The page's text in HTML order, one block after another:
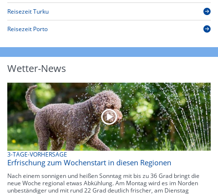
Reisezeit Turku
Reisezeit Porto
Wetter-News
3-TAGE-VORHERSAGE
Erfrischung zum Wochenstart in diesen Regionen
Nach einem sonnigen und heißen Sonntag mit bis zu 36 Grad bringt die
neue Woche regional etwas Abkühlung. Am Montag wird es im Norden
unbeständiger und mit rund 22 Grad deutlich frischer, am Dienstag